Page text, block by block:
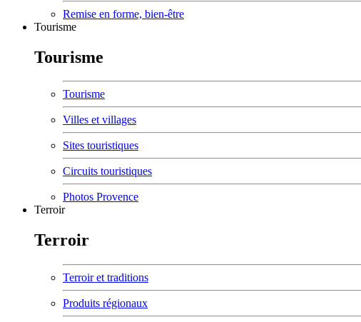
Remise en forme, bien-être
Tourisme
Tourisme
Tourisme
Villes et villages
Sites touristiques
Circuits touristiques
Photos Provence
Terroir
Terroir
Terroir et traditions
Produits régionaux